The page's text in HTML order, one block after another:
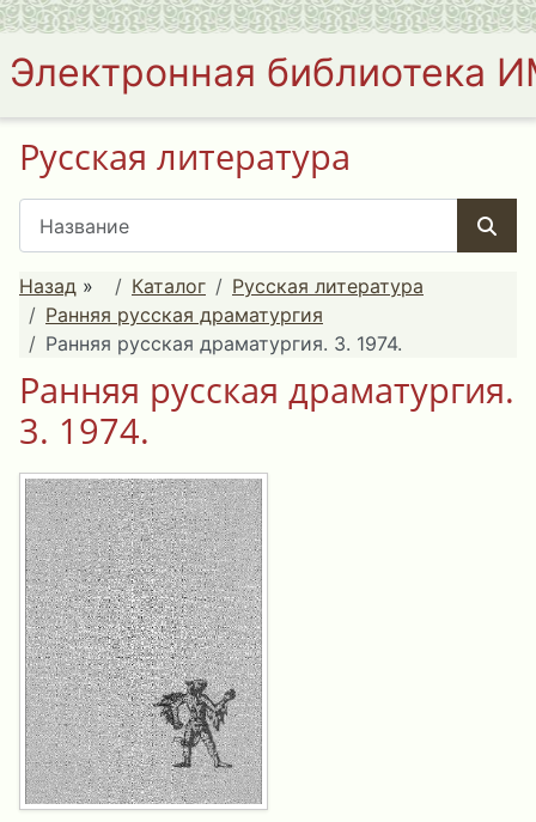
Электронная библиотека
Русская литература
Назад » Каталог
Русская литература
Ранняя русская драматургия
Ранняя русская драматургия. 3. 1974.
Ранняя русская драматургия.
3. 1974.